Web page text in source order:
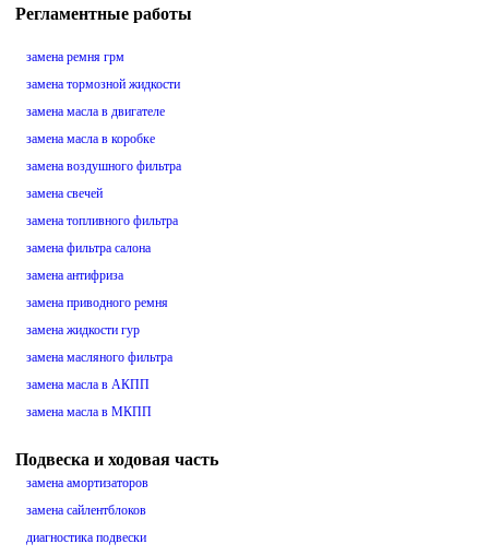
Регламентные работы
замена ремня грм
замена тормозной жидкости
замена масла в двигателе
замена масла в коробке
замена воздушного фильтра
замена свечей
замена топливного фильтра
замена фильтра салона
замена антифриза
замена приводного ремня
замена жидкости гур
замена масляного фильтра
замена масла в АКПП
замена масла в МКПП
Подвеска и ходовая часть
замена амортизаторов
замена сайлентблоков
диагностика подвески